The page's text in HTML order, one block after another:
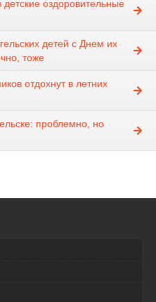
оздоровительные
детей с Днем их
тоже
отдохнут в летних
проблемно, но